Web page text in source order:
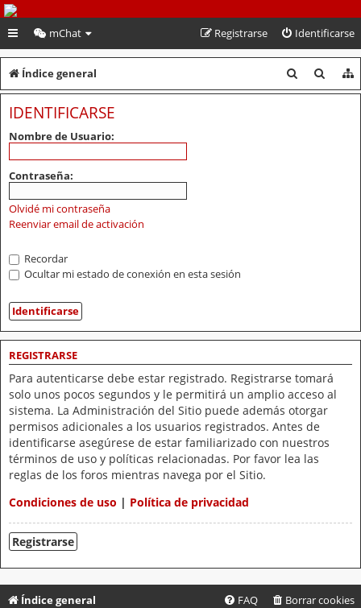
PeruVoley.com
mChat Identificarse
Registrarse
Índice general
u
u
IDENTIFICARSE
Nombre de Usuario:
Contraseña:
Olvidé mi contraseña
Reenviar email de activación
Recordar
Ocultar mi estado de conexión en esta sesión
REGISTRARSE
Para autenticarse debe estar registrado. Registrarse tomará
solo unos pocos segundos y le permitirá un amplio acceso al
sistema. La Administración del Sitio puede además otorgar
permisos adicionales a los usuarios registrados. Antes de
identificarse asegúrese de estar familiarizado con nuestros
términos de uso y políticas relacionadas. Por favor lea las
reglas de los foros mientras navega por el Sitio.
Condiciones de uso | Política de privacidad
Registrarse
Índice general Borrar cookies
FAQ